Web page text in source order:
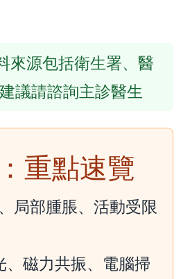
來源包括衛生署、醫
議請諮詢主診醫生
重點速覽
局部腫脹、活動受限
磁力共振、電腦掃